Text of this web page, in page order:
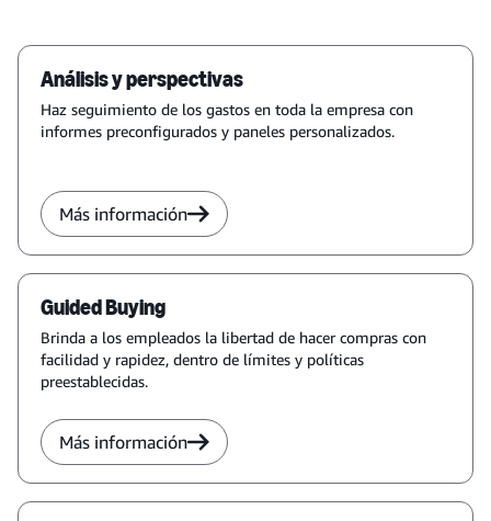
Análisis y perspectivas
Haz seguimiento de los gastos en toda la empresa con
informes preconfigurados y paneles personalizados.
Más información
Guided Buying
Brinda a los empleados la libertad de hacer compras con
facilidad y rapidez, dentro de límites y políticas
preestablecidas.
Más información